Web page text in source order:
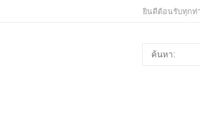
ยินดีต้อนรับทุกท่